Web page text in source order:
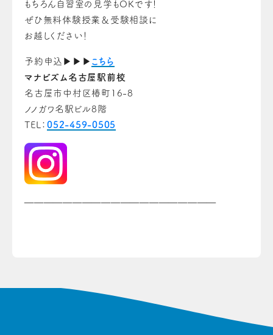
もちろん自習室の見学もOKです！
ぜひ無料体験授業＆受験相談に
お越しください！
予約申込▶▶▶ こちら
マナビズム名古屋駅前校
名古屋市中村区椿町16-8
ノノガワ名駅ビル8階
TEL： 052-459-0505
————————————————————